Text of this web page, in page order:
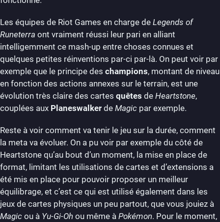
Les équipes de Riot Games en charge de Legends of
Runeterra ont vraiment réussi leur pari en alliant
intelligemment ce mash-up entre choses connues et
quelques petites réinventions par-ci par-là. On peut voir par
exemple que le principe des champions, montant de niveau
en fonction des actions annexes sur le terrain, est une
évolution très claire des cartes quêtes de Heartstone,
couplées aux Planeswalker de Magic par exemple.
Reste à voir comment va tenir le jeu sur la durée, comment
la meta va évoluer. On a pu voir par exemple du côté de
Heartstone qu’au bout d’un moment, la mise en place de
format, limitant les utilisations de cartes et d’extensions a
été mis en place pour pouvoir proposer un meilleur
équilibrage, et c’est ce qui est utilisé également dans les
jeux de cartes physiques un peu partout, que vous jouiez à
Magic ou à Yu-Gi-Oh ou même à Pokémon. Pour le moment,